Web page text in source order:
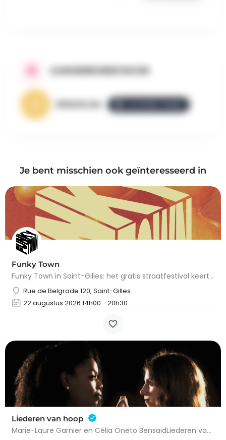
AANGEBODEN DOOR
Je bent misschien ook geïnteresseerd in
Funky Town
Funky Town in Saint-Gilles: het gratis straatfestival keert terug op 22 augustus 2026.Op zaterdag 22 augustus…
Rue de Belgrade 120, Saint-Gilles
22 augustus 2026 14h00 - 20h30
Liederen van hoop
Marie-Laure Garnier en Célia Oneto BensaidLiederen van hoopKlassieke muziekGeschikt voor alle…